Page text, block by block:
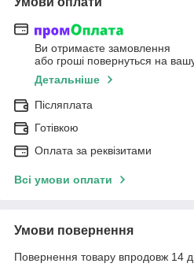
Ви отримаєте замовлення
або гроші повернуться на
Детальніше
Післяплата
Готівкою
Оплата за реквізитами
Всі умови оплати
Умови повернення
Повернення товару впродовж 14